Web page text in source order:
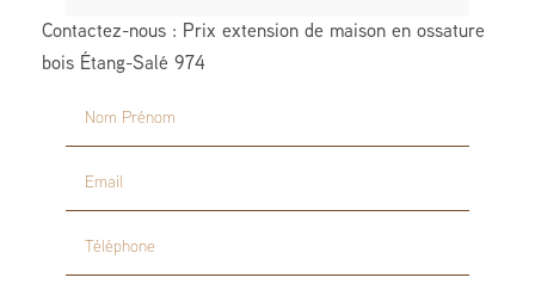
Contactez-nous : Prix extension de maison en ossature
bois Étang-Salé 974
Nom Prénom
Email
Téléphone